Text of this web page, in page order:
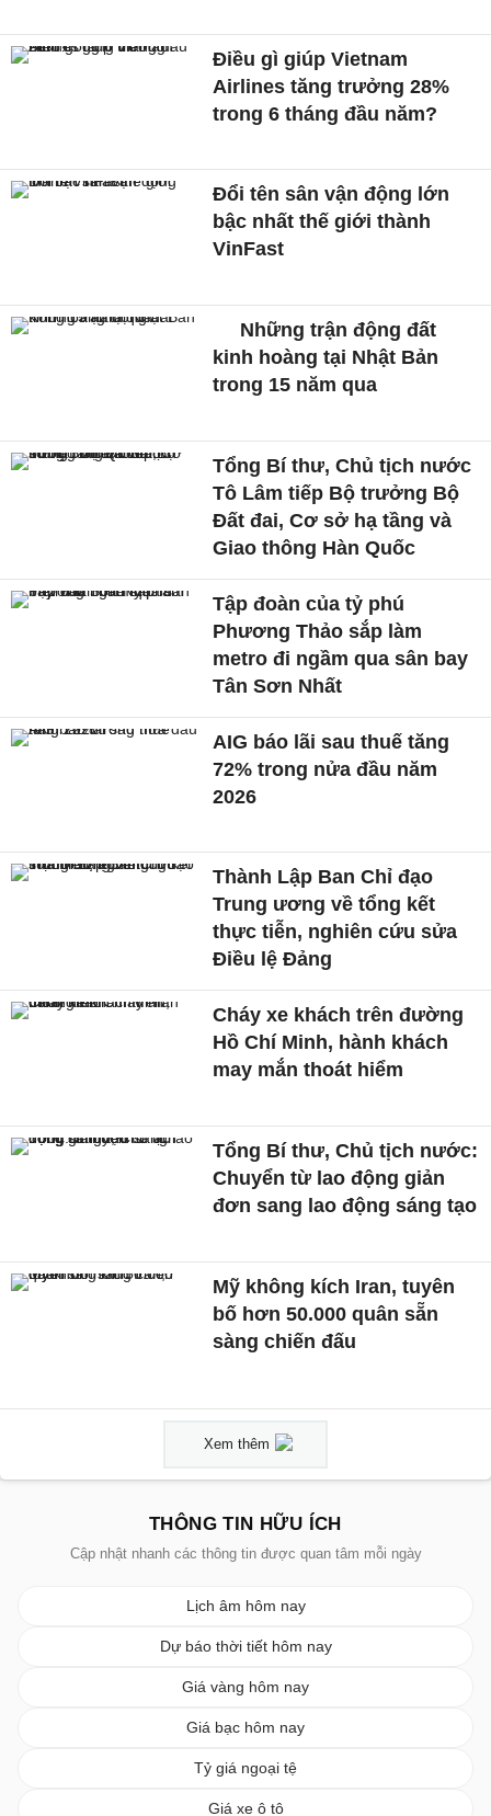
Điều gì giúp Vietnam
Airlines tăng trưởng 28%
trong 6 tháng đầu năm?
Đổi tên sân vận động lớn
bậc nhất thế giới thành
VinFast
Những trận động đất
kinh hoàng tại Nhật Bản
trong 15 năm qua
Tổng Bí thư, Chủ tịch nước
Tô Lâm tiếp Bộ trưởng Bộ
Đất đai, Cơ sở hạ tầng và
Giao thông Hàn Quốc
Tập đoàn của tỷ phú
Phương Thảo sắp làm
metro đi ngầm qua sân bay
Tân Sơn Nhất
AIG báo lãi sau thuế tăng
72% trong nửa đầu năm
2026
Thành Lập Ban Chỉ đạo
Trung ương về tổng kết
thực tiễn, nghiên cứu sửa
Điều lệ Đảng
Cháy xe khách trên đường
Hồ Chí Minh, hành khách
may mắn thoát hiểm
Tổng Bí thư, Chủ tịch nước:
Chuyển từ lao động giản
đơn sang lao động sáng tạo
Mỹ không kích Iran, tuyên
bố hơn 50.000 quân sẵn
sàng chiến đấu
Xem thêm
THÔNG TIN HỮU ÍCH
Cập nhật nhanh các thông tin được quan tâm mỗi ngày
Lịch âm hôm nay
Dự báo thời tiết hôm nay
Giá vàng hôm nay
Giá bạc hôm nay
Tỷ giá ngoại tệ
Giá xe ô tô